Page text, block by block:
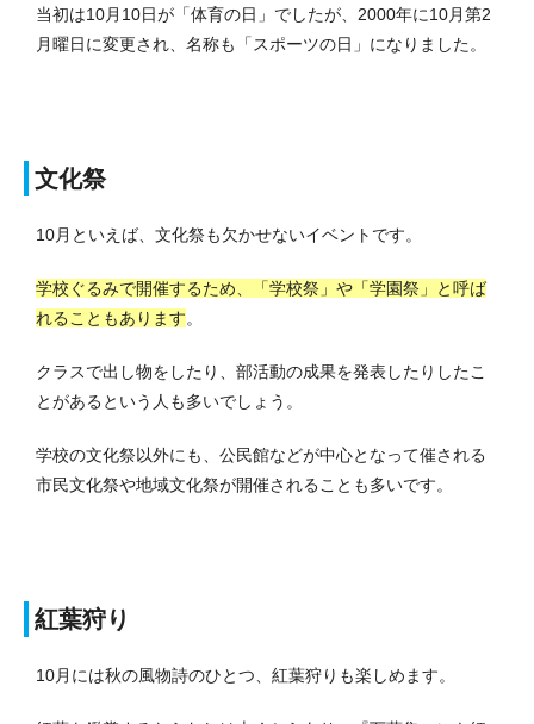
当初は10月10日が「体育の日」でしたが、2000年に10月第2
月曜日に変更され、名称も「スポーツの日」になりました。
文化祭
10月といえば、文化祭も欠かせないイベントです。
学校ぐるみで開催するため、「学校祭」や「学園祭」と呼ば
れることもあります。
クラスで出し物をしたり、部活動の成果を発表したりしたこ
とがあるという人も多いでしょう。
学校の文化祭以外にも、公民館などが中心となって催される
市民文化祭や地域文化祭が開催されることも多いです。
紅葉狩り
10月には秋の風物詩のひとつ、紅葉狩りも楽しめます。